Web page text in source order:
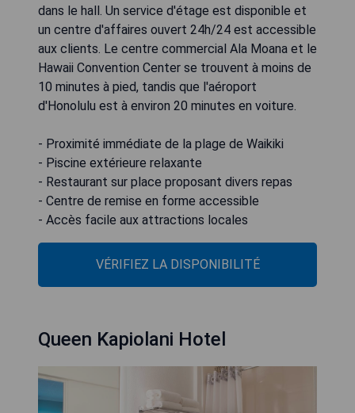
dans le hall. Un service d'étage est disponible et
un centre d'affaires ouvert 24h/24 est accessible
aux clients. Le centre commercial Ala Moana et le
Hawaii Convention Center se trouvent à moins de
10 minutes à pied, tandis que l'aéroport
d'Honolulu est à environ 20 minutes en voiture.
- Proximité immédiate de la plage de Waikiki
- Piscine extérieure relaxante
- Restaurant sur place proposant divers repas
- Centre de remise en forme accessible
- Accès facile aux attractions locales
VÉRIFIEZ LA DISPONIBILITÉ
Queen Kapiolani Hotel